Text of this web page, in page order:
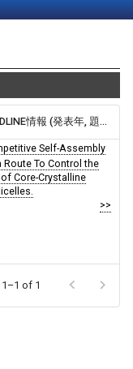
PubMed/MEDLINE情報 (発表年, 題目)
Self-Assembly
Route To Control the
Core-Crystalline
>>
1–1 of 1